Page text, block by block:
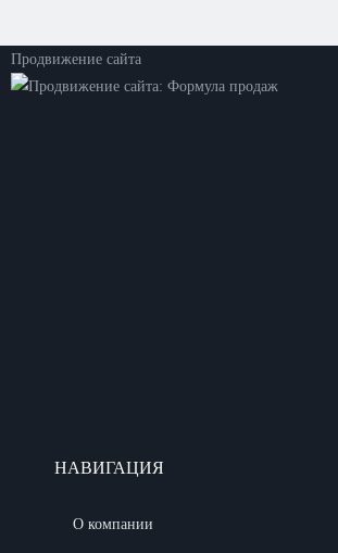
Продвижение сайта
НАВИГАЦИЯ
О компании